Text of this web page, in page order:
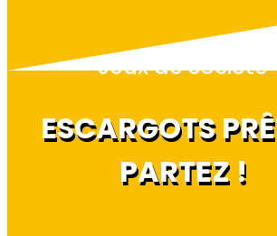
Jeux de société
ESCARGOTS
PARTEZ !